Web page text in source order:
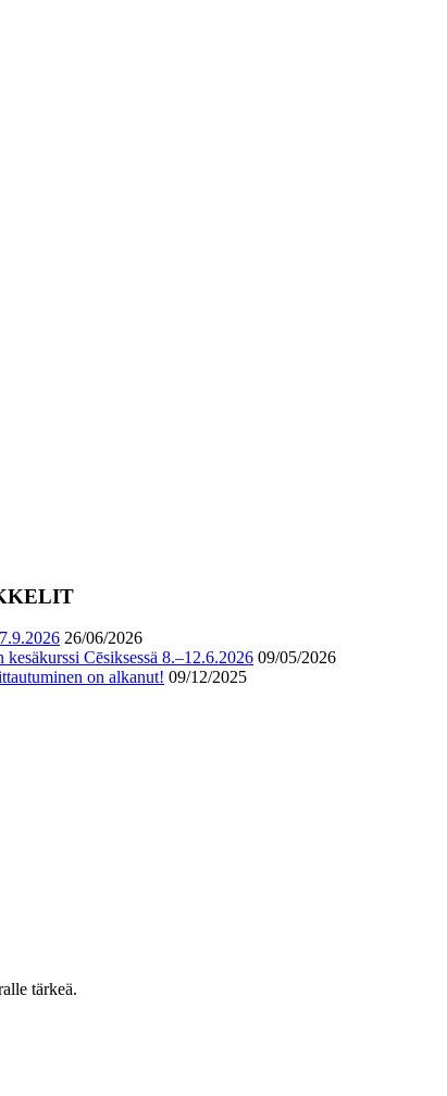
26/06/2026
Cēsiksessä 8.–12.6.2026 09/05/2026
on alkanut! 09/12/2025
tärkeä.